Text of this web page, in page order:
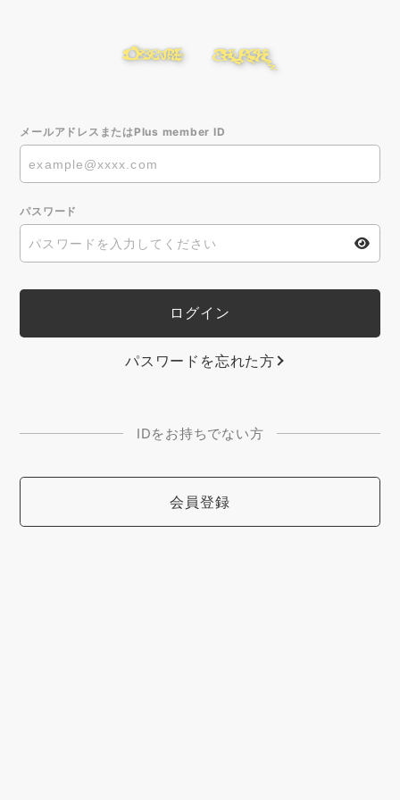
メールアドレスまたはPlus member ID
パスワード
パスワードを忘れた方
IDをお持ちでない方
会員登録